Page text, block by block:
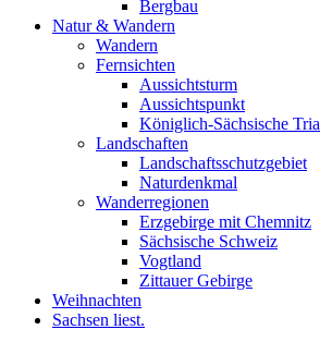
Bergbau
Natur & Wandern
Wandern
Fernsichten
Aussichtsturm
Aussichtspunkt
Königlich-Sächsische
Landschaften
Landschaftsschutzgebiet
Naturdenkmal
Wanderregionen
Erzgebirge mit Chemnitz
Sächsische Schweiz
Vogtland
Zittauer Gebirge
Weihnachten
Sachsen liest.